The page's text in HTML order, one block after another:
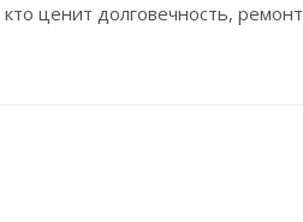
ценит долговечность,